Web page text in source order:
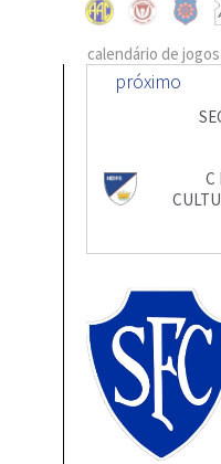
calendário de jogos
próximo
C